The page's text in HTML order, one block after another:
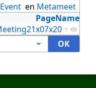
Event en Metameet
PageName
+